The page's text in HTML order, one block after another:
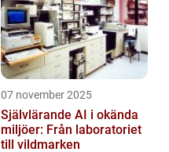
07 november 2025
Självlärande AI i okända
miljöer: Från laboratoriet
till vildmarken